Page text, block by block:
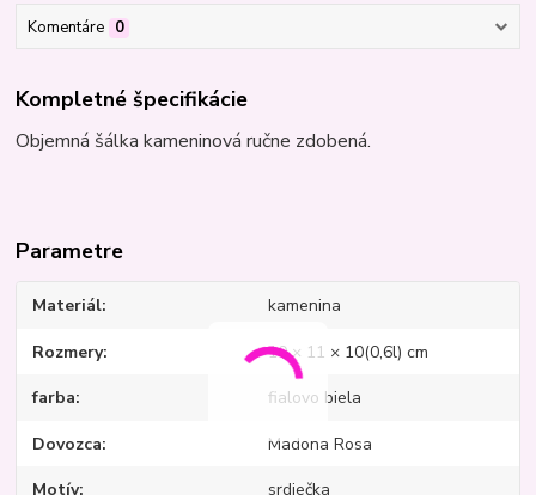
Komentáre 0
Kompletné špecifikácie
Objemná šálka kameninová ručne zdobená.
Parametre
Materiál kamenina
Rozmery 10 × 11 × 10(0,6l) cm
farba fialovo biela
Dovozca Madona Rosa
Motív srdiečka